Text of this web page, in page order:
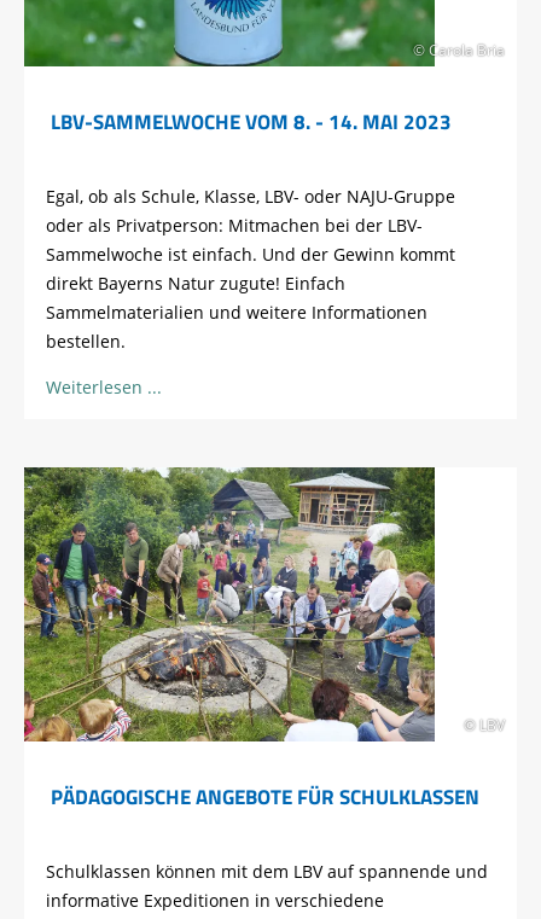
© Carola Bria
LBV-SAMMELWOCHE VOM 8. - 14. MAI 2023
Egal, ob als Schule, Klasse, LBV- oder NAJU-Gruppe
oder als Privatperson: Mitmachen bei der LBV-
Sammelwoche ist einfach. Und der Gewinn kommt
direkt Bayerns Natur zugute! Einfach
Sammelmaterialien und weitere Informationen
bestellen.
Weiterlesen
© LBV
PÄDAGOGISCHE ANGEBOTE FÜR SCHULKLASSEN
Schulklassen können mit dem LBV auf spannende und
informative Expeditionen in verschiedene